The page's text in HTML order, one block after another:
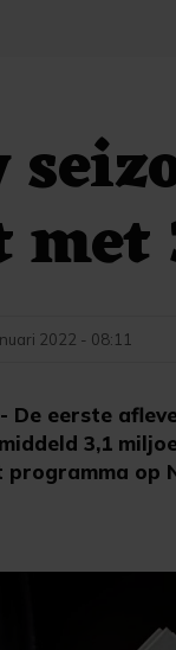
- De eerste
3,1
programma op
2022 - 08:11